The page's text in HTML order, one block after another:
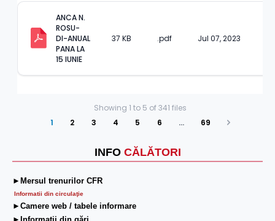
INFO CĂLĂTORI
►Mersul trenurilor CFR
Informatii din circulaţie
►Camere web / tabele informare
ANCA N.
ROSU-
DI-ANUAL
PANA LA
15 IUNIE
37 KB .pdf Jul 07, 2023
Showing 1 to 5 of 341 files
1
2 3 4 5 6 … 69
Next